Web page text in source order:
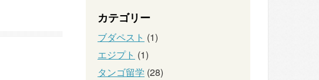
カテゴリー
ブダペスト (1)
エジプト (1)
タンゴ留学 (28)